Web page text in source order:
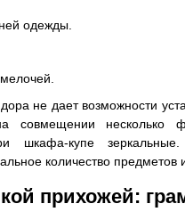
одежды.
не дает возможности
на совмещении
шкафа-купе
количество предметов
прихожей: